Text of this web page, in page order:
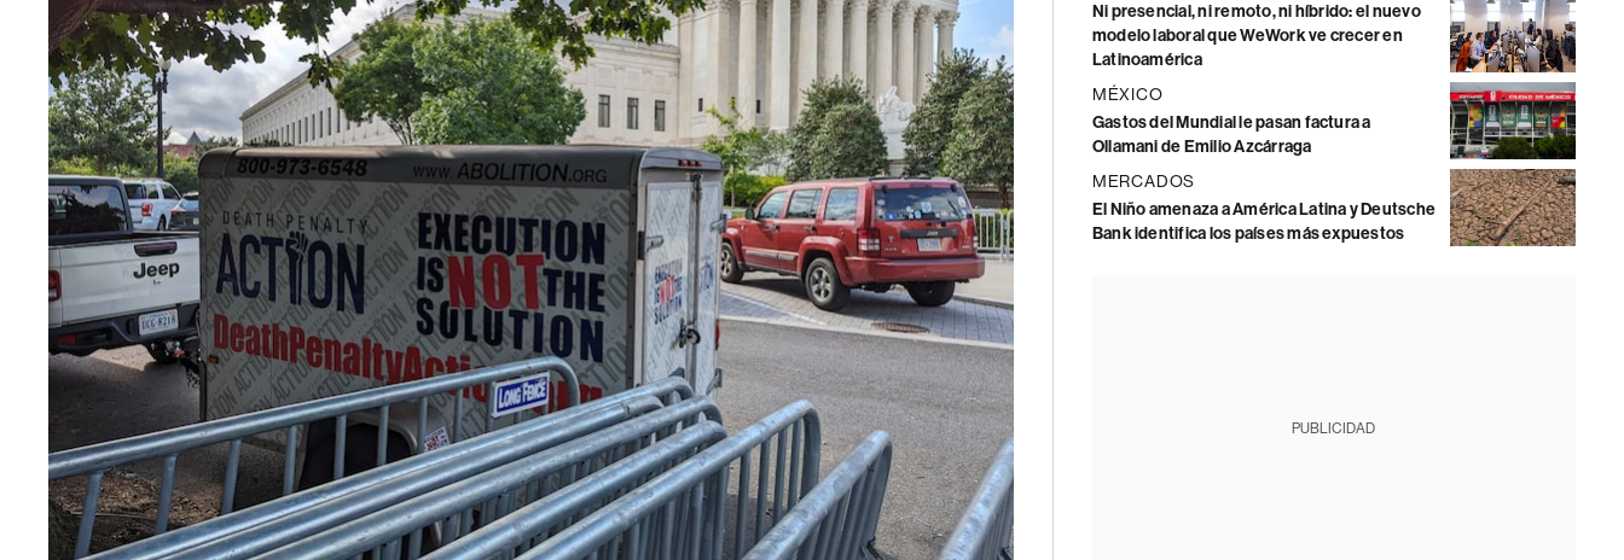
Ni presencial, ni remoto, ni híbrido: el nuevo
modelo laboral que WeWork ve crecer en
Latinoamérica
MÉXICO
Gastos del Mundial le pasan factura a
Ollamani de Emilio Azcárraga
MERCADOS
El Niño amenaza a América Latina y Deutsche
Bank identifica los países más expuestos
PUBLICIDAD